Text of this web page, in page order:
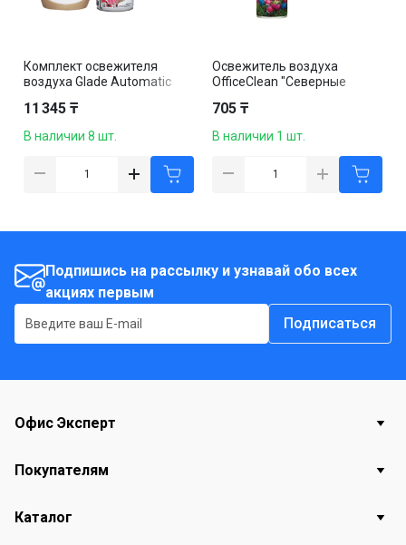
Комплект освежителя
воздуха Glade Automatic
сменным баллоном, 269 мл
11 345 ₸
В наличии 8 шт.
Освежитель воздуха
OfficeClean "Северные
705 ₸
В наличии 1 шт.
Подпишись на рассылку и узнавай обо всех
акциях первым
Подписаться
Офис Эксперт
Покупателям
Каталог